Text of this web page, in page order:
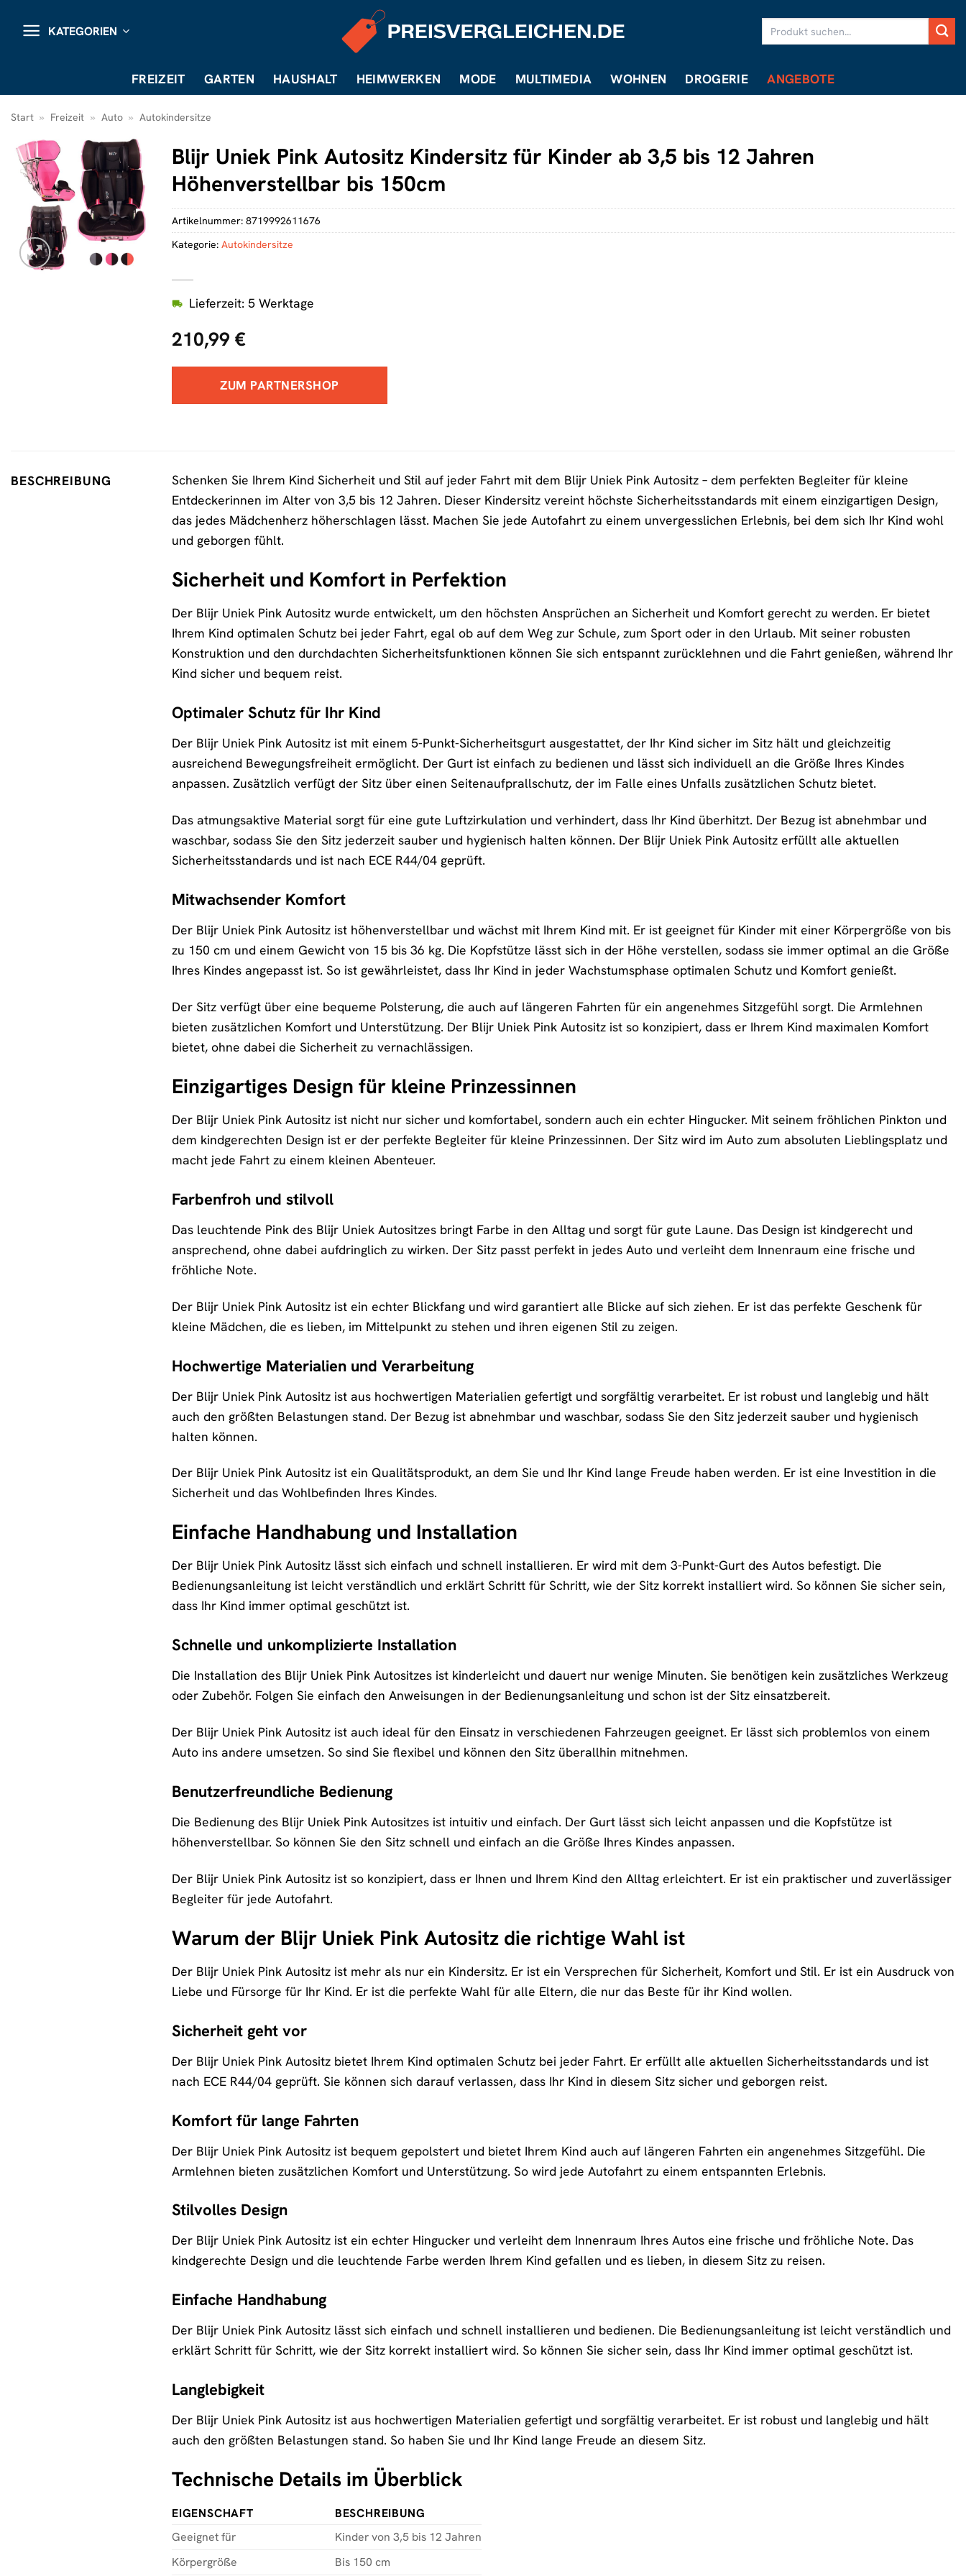
Inhalt
KATEGORIEN
FREIZEIT GARTEN HAUSHALT HEIMWERKEN MODE MULTIMEDIA WOHNEN DROGERIE ANGEBOTE
Start » Freizeit » Auto » Autokindersitze
Blijr Uniek Pink Autositz Kindersitz für Kinder ab 3,5 bis 12 Jahren
Höhenverstellbar bis 150cm
210,99 €
Lieferzeit: 5 Werktage
ZUM PARTNERSHOP
Artikelnummer: 8719992611676
Kategorie: Autokindersitze
BESCHREIBUNG
Schenken Sie Ihrem Kind Sicherheit und Stil auf jeder Fahrt mit dem Blijr Uniek Pink Autositz – dem perfekten Begleiter für kleine
Entdeckerinnen im Alter von 3,5 bis 12 Jahren. Dieser Kindersitz vereint höchste Sicherheitsstandards mit einem einzigartigen Design,
das jedes Mädchenherz höherschlagen lässt. Machen Sie jede Autofahrt zu einem unvergesslichen Erlebnis, bei dem sich Ihr Kind wohl
und geborgen fühlt.
Sicherheit und Komfort in Perfektion
Der Blijr Uniek Pink Autositz wurde entwickelt, um den höchsten Ansprüchen an Sicherheit und Komfort gerecht zu werden. Er bietet
Ihrem Kind optimalen Schutz bei jeder Fahrt, egal ob auf dem Weg zur Schule, zum Sport oder in den Urlaub. Mit seiner robusten
Konstruktion und den durchdachten Sicherheitsfunktionen können Sie sich entspannt zurücklehnen und die Fahrt genießen, während Ihr
Kind sicher und bequem reist.
Optimaler Schutz für Ihr Kind
Der Blijr Uniek Pink Autositz ist mit einem 5-Punkt-Sicherheitsgurt ausgestattet, der Ihr Kind sicher im Sitz hält und gleichzeitig
ausreichend Bewegungsfreiheit ermöglicht. Der Gurt ist einfach zu bedienen und lässt sich individuell an die Größe Ihres Kindes
anpassen. Zusätzlich verfügt der Sitz über einen Seitenaufprallschutz, der im Falle eines Unfalls zusätzlichen Schutz bietet.
Das atmungsaktive Material sorgt für eine gute Luftzirkulation und verhindert, dass Ihr Kind überhitzt. Der Bezug ist abnehmbar und
waschbar, sodass Sie den Sitz jederzeit sauber und hygienisch halten können. Der Blijr Uniek Pink Autositz erfüllt alle aktuellen
Sicherheitsstandards und ist nach ECE R44/04 geprüft.
Mitwachsender Komfort
Der Blijr Uniek Pink Autositz ist höhenverstellbar und wächst mit Ihrem Kind mit. Er ist geeignet für Kinder mit einer Körpergröße von bis
zu 150 cm und einem Gewicht von 15 bis 36 kg. Die Kopfstütze lässt sich in der Höhe verstellen, sodass sie immer optimal an die Größe
Ihres Kindes angepasst ist. So ist gewährleistet, dass Ihr Kind in jeder Wachstumsphase optimalen Schutz und Komfort genießt.
Der Sitz verfügt über eine bequeme Polsterung, die auch auf längeren Fahrten für ein angenehmes Sitzgefühl sorgt. Die Armlehnen
bieten zusätzlichen Komfort und Unterstützung. Der Blijr Uniek Pink Autositz ist so konzipiert, dass er Ihrem Kind maximalen Komfort
bietet, ohne dabei die Sicherheit zu vernachlässigen.
Einzigartiges Design für kleine Prinzessinnen
Der Blijr Uniek Pink Autositz ist nicht nur sicher und komfortabel, sondern auch ein echter Hingucker. Mit seinem fröhlichen Pinkton und
dem kindgerechten Design ist er der perfekte Begleiter für kleine Prinzessinnen. Der Sitz wird im Auto zum absoluten Lieblingsplatz und
macht jede Fahrt zu einem kleinen Abenteuer.
Farbenfroh und stilvoll
Das leuchtende Pink des Blijr Uniek Autositzes bringt Farbe in den Alltag und sorgt für gute Laune. Das Design ist kindgerecht und
ansprechend, ohne dabei aufdringlich zu wirken. Der Sitz passt perfekt in jedes Auto und verleiht dem Innenraum eine frische und
fröhliche Note.
Der Blijr Uniek Pink Autositz ist ein echter Blickfang und wird garantiert alle Blicke auf sich ziehen. Er ist das perfekte Geschenk für
kleine Mädchen, die es lieben, im Mittelpunkt zu stehen und ihren eigenen Stil zu zeigen.
Hochwertige Materialien und Verarbeitung
Der Blijr Uniek Pink Autositz ist aus hochwertigen Materialien gefertigt und sorgfältig verarbeitet. Er ist robust und langlebig und hält
auch den größten Belastungen stand. Der Bezug ist abnehmbar und waschbar, sodass Sie den Sitz jederzeit sauber und hygienisch
halten können.
Der Blijr Uniek Pink Autositz ist ein Qualitätsprodukt, an dem Sie und Ihr Kind lange Freude haben werden. Er ist eine Investition in die
Sicherheit und das Wohlbefinden Ihres Kindes.
Einfache Handhabung und Installation
Der Blijr Uniek Pink Autositz lässt sich einfach und schnell installieren. Er wird mit dem 3-Punkt-Gurt des Autos befestigt. Die
Bedienungsanleitung ist leicht verständlich und erklärt Schritt für Schritt, wie der Sitz korrekt installiert wird. So können Sie sicher sein,
dass Ihr Kind immer optimal geschützt ist.
Schnelle und unkomplizierte Installation
Die Installation des Blijr Uniek Pink Autositzes ist kinderleicht und dauert nur wenige Minuten. Sie benötigen kein zusätzliches Werkzeug
oder Zubehör. Folgen Sie einfach den Anweisungen in der Bedienungsanleitung und schon ist der Sitz einsatzbereit.
Der Blijr Uniek Pink Autositz ist auch ideal für den Einsatz in verschiedenen Fahrzeugen geeignet. Er lässt sich problemlos von einem
Auto ins andere umsetzen. So sind Sie flexibel und können den Sitz überallhin mitnehmen.
Benutzerfreundliche Bedienung
Die Bedienung des Blijr Uniek Pink Autositzes ist intuitiv und einfach. Der Gurt lässt sich leicht anpassen und die Kopfstütze ist
höhenverstellbar. So können Sie den Sitz schnell und einfach an die Größe Ihres Kindes anpassen.
Der Blijr Uniek Pink Autositz ist so konzipiert, dass er Ihnen und Ihrem Kind den Alltag erleichtert. Er ist ein praktischer und zuverlässiger
Begleiter für jede Autofahrt.
Warum der Blijr Uniek Pink Autositz die richtige Wahl ist
Der Blijr Uniek Pink Autositz ist mehr als nur ein Kindersitz. Er ist ein Versprechen für Sicherheit, Komfort und Stil. Er ist ein Ausdruck von
Liebe und Fürsorge für Ihr Kind. Er ist die perfekte Wahl für alle Eltern, die nur das Beste für ihr Kind wollen.
Sicherheit geht vor
Der Blijr Uniek Pink Autositz bietet Ihrem Kind optimalen Schutz bei jeder Fahrt. Er erfüllt alle aktuellen Sicherheitsstandards und ist
nach ECE R44/04 geprüft. Sie können sich darauf verlassen, dass Ihr Kind in diesem Sitz sicher und geborgen reist.
Komfort für lange Fahrten
Der Blijr Uniek Pink Autositz ist bequem gepolstert und bietet Ihrem Kind auch auf längeren Fahrten ein angenehmes Sitzgefühl. Die
Armlehnen bieten zusätzlichen Komfort und Unterstützung. So wird jede Autofahrt zu einem entspannten Erlebnis.
Stilvolles Design
Der Blijr Uniek Pink Autositz ist ein echter Hingucker und verleiht dem Innenraum Ihres Autos eine frische und fröhliche Note. Das
kindgerechte Design und die leuchtende Farbe werden Ihrem Kind gefallen und es lieben, in diesem Sitz zu reisen.
Einfache Handhabung
Der Blijr Uniek Pink Autositz lässt sich einfach und schnell installieren und bedienen. Die Bedienungsanleitung ist leicht verständlich und
erklärt Schritt für Schritt, wie der Sitz korrekt installiert wird. So können Sie sicher sein, dass Ihr Kind immer optimal geschützt ist.
Langlebigkeit
Der Blijr Uniek Pink Autositz ist aus hochwertigen Materialien gefertigt und sorgfältig verarbeitet. Er ist robust und langlebig und hält
auch den größten Belastungen stand. So haben Sie und Ihr Kind lange Freude an diesem Sitz.
Technische Details im Überblick
EIGENSCHAFT
BESCHREIBUNG
Geeignet für
Kinder von 3,5 bis 12 Jahren
Körpergröße
Bis 150 cm